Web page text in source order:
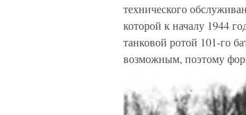
технического
которой к началу 1944
танковой ротой 101-го
возможным, поэтому